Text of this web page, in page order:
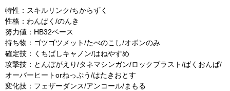
特性：スキルリンク/ちからずく
性格：わんぱく/のんき
努力値：HB32ベース
持ち物：ゴツゴツメット/たべのこし/オボンのみ
確定技：くちばしキャノン/はねやすめ
攻撃技：とんぼがえり/タネマシンガン/ロックブラスト/ばくおんぱ/
オーバーヒートorねっぷう/はたきおとす
変化技：フェザーダンス/アンコール/まもる